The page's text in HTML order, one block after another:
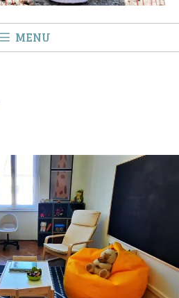
MENU